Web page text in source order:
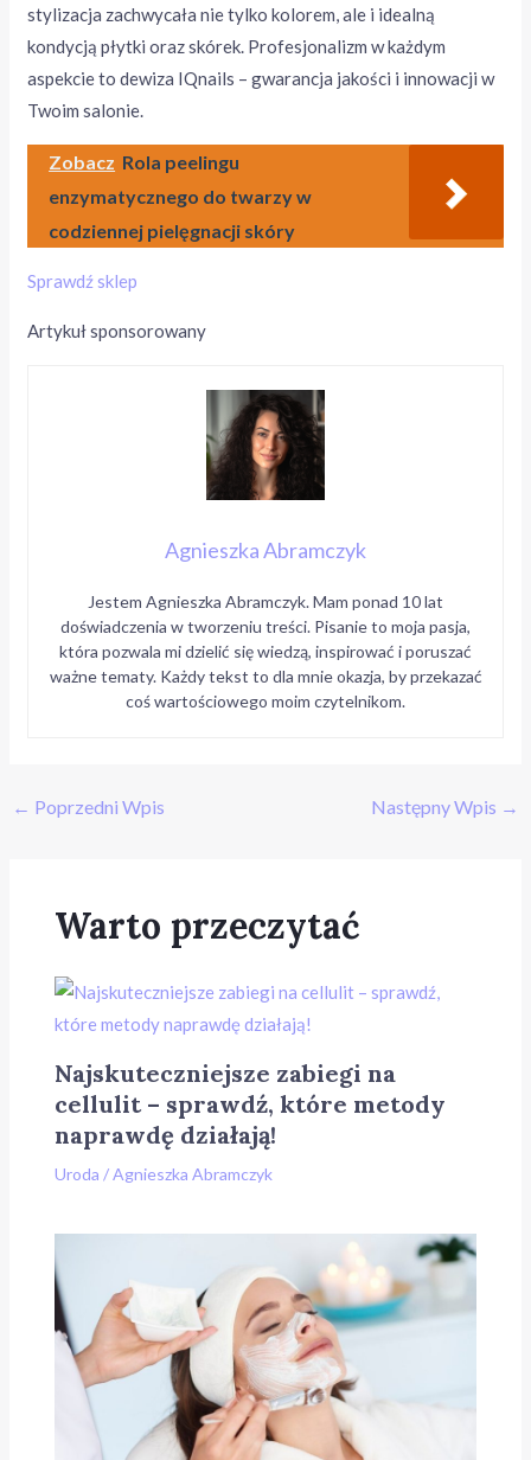
stylizacja zachwycała nie tylko kolorem, ale i idealną
kondycją płytki oraz skórek. Profesjonalizm w każdym
aspekcie to dewiza IQnails – gwarancja jakości i innowacji w
Twoim salonie.
Zobacz Rola peelingu
enzymatycznego do twarzy w
codziennej pielęgnacji skóry
Sprawdź sklep
Artykuł sponsorowany
Agnieszka Abramczyk
Jestem Agnieszka Abramczyk. Mam ponad 10 lat
doświadczenia w tworzeniu treści. Pisanie to moja pasja,
która pozwala mi dzielić się wiedzą, inspirować i poruszać
ważne tematy. Każdy tekst to dla mnie okazja, by przekazać
coś wartościowego moim czytelnikom.
← Poprzedni Wpis Następny Wpis →
Warto przeczytać
Najskuteczniejsze zabiegi na
cellulit – sprawdź, które metody
naprawdę działają!
Uroda /Agnieszka Abramczyk